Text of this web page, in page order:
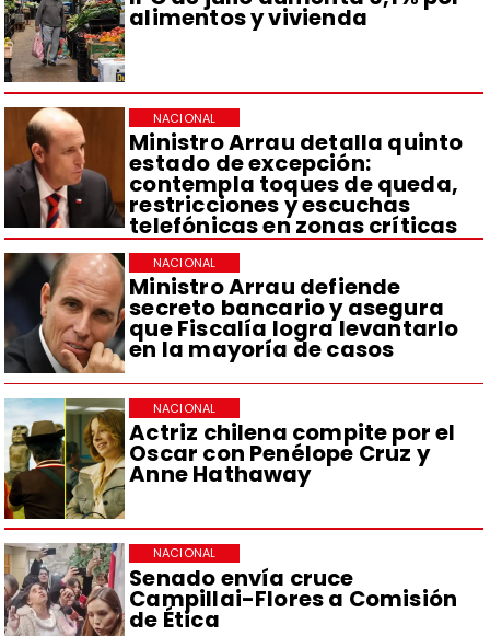
alimentos y vivienda
Ministro Arrau detalla quinto
estado de excepción:
contempla toques de queda,
restricciones y escuchas
telefónicas en zonas críticas
NACIONAL
Ministro Arrau defiende
secreto bancario y asegura
que Fiscalía logra levantarlo
en la mayoría de casos
NACIONAL
Actriz chilena compite por el
Oscar con Penélope Cruz y
Anne Hathaway
NACIONAL
Senado envía cruce
Campillai-Flores a Comisión
de Ética
NACIONAL